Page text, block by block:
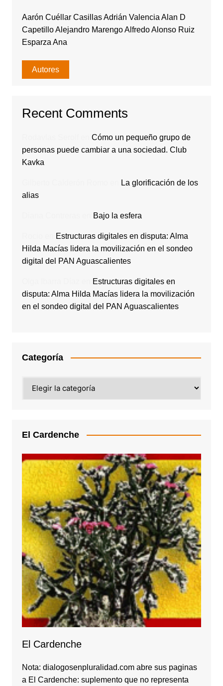
Aarón Cuéllar Casillas Adrián Valencia Alan D
Capetillo Alejandro Marengo Alfredo Alonso Ruiz
Esparza Ana
Autores
Recent Comments
Cómo un pequeño grupo de
personas puede cambiar a una sociedad. Club
Kavka
La glorificación de los
alias
Bajo la esfera
Estructuras digitales en disputa: Alma
Hilda Macías lidera la movilización en el sondeo
digital del PAN Aguascalientes
Estructuras digitales en
disputa: Alma Hilda Macías lidera la movilización
en el sondeo digital del PAN Aguascalientes
Categoría
El Cardenche
El Cardenche
Nota: dialogosenpluralidad.com abre sus paginas
a El Cardenche: suplemento que no representa